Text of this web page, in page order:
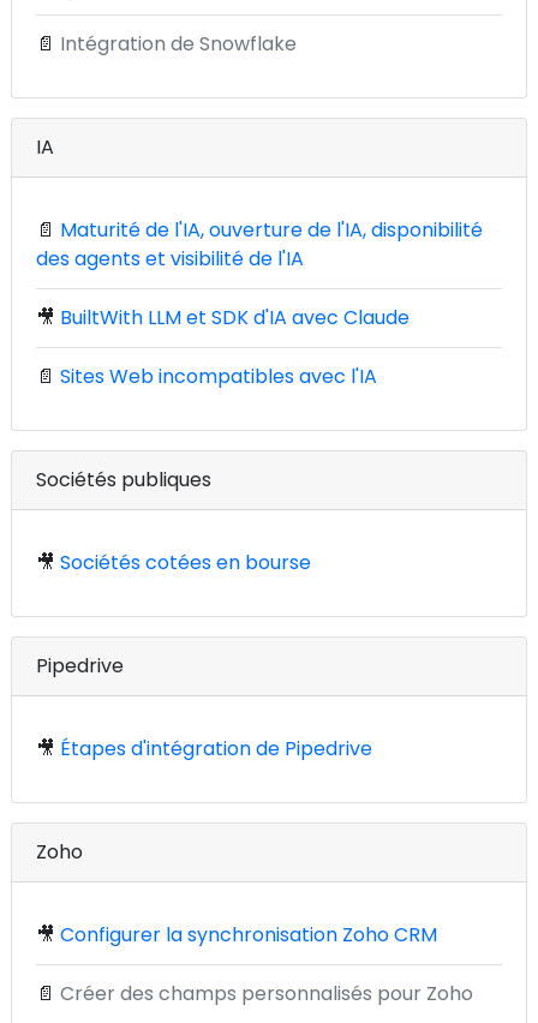
📄 Intégration de Snowflake
IA
📄 Maturité de l'IA, ouverture de l'IA, disponibilité
des agents et visibilité de l'IA
🎥 BuiltWith LLM et SDK d'IA avec Claude
📄 Sites Web incompatibles avec l'IA
Sociétés publiques
🎥 Sociétés cotées en bourse
Pipedrive
🎥 Étapes d'intégration de Pipedrive
Zoho
🎥 Configurer la synchronisation Zoho CRM
📄 Créer des champs personnalisés pour Zoho